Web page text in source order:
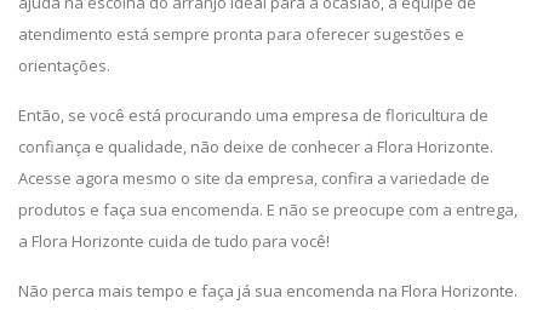
atendimento está sempre pronta para oferecer sugestões e
orientações.
Então, se você está procurando uma empresa de floricultura de
confiança e qualidade, não deixe de conhecer a Flora Horizonte.
Acesse agora mesmo o site da empresa, confira a variedade de
produtos e faça sua encomenda. E não se preocupe com a entrega,
a Flora Horizonte cuida de tudo para você!
Não perca mais tempo e faça já sua encomenda na Flora Horizonte.